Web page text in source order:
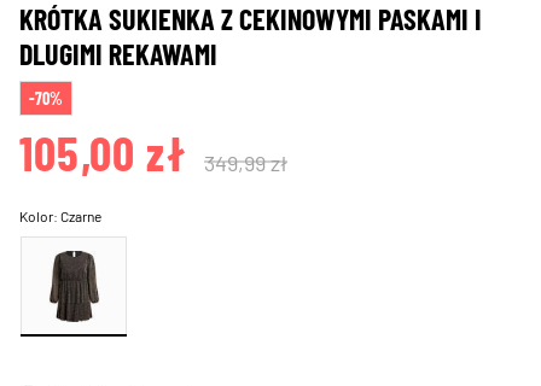
KRÓTKA SUKIENKA Z CEKINOWYMI PASKAMI I
DLUGIMI REKAWAMI
-70%
105,00 zł 349,99 zł
Kolor:Czarne